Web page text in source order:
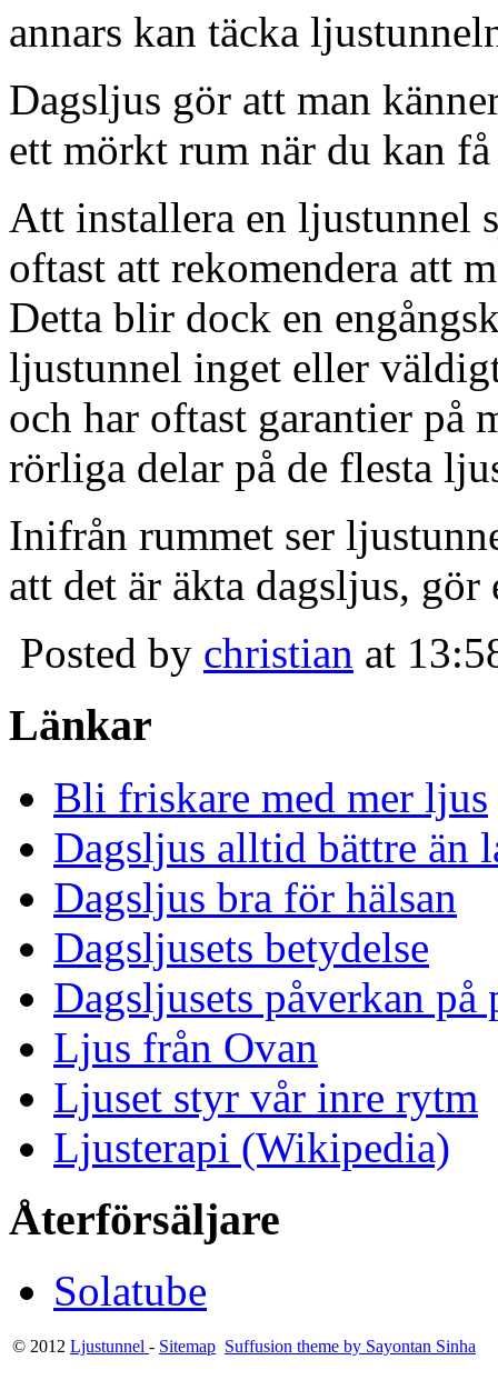
annars kan täcka
Dagsljus gör att man
ett mörkt rum när du kan
Att installera en ljustunnel
oftast att rekomendera att
Detta blir dock en
ljustunnel inget eller
och har oftast garantier på
rörliga delar på de flesta
Inifrån rummet ser
att det är äkta dagsljus,
Posted by christian at
Länkar
Bli friskare med mer ljus
Dagsljus alltid bättre än
Dagsljus bra för hälsan
Dagsljusets betydelse
Dagsljusets påverkan på
Ljus från Ovan
Ljuset styr vår inre rytm
Ljusterapi (Wikipedia)
Återförsäljare
Solatube
© 2012 Ljustunnel - Sitemap Suffusion theme by Sayontan Sinha